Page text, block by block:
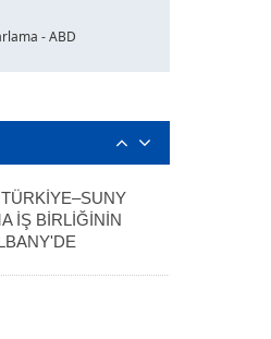
- ABD
İŞ BİRLİĞİNİN